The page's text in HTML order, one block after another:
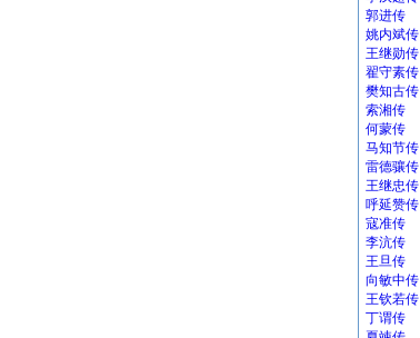
郭进传
姚内斌传
王继勋传
翟守素传
樊知古传
索湘传
何蒙传
马知节传
雷德骧传
王继忠传
呼延赞传
寇准传
李沆传
王旦传
向敏中传
王钦若传
丁谓传